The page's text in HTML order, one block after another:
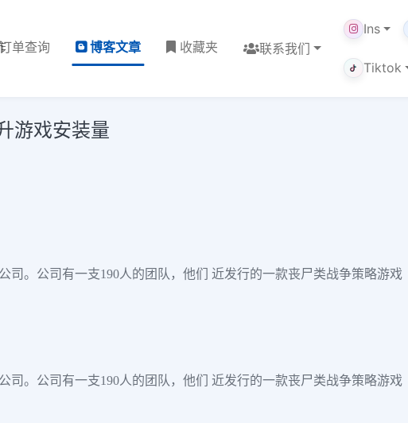
订单查询 博客文章 收藏夹 联系我们
Ins
Tiktok
游戏安装量
司。公司有一支190人的团队，他们 近发行的一款丧尸类战争策略游
司。公司有一支190人的团队，他们 近发行的一款丧尸类战争策略游